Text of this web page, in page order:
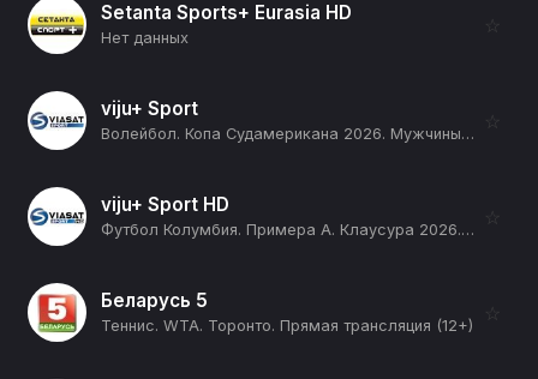
Setanta Sports+ Eurasia HD
Нет данных
☆
viju+ Sport
Волейбол. Копа Судамерикана 2026. Мужчины. День 2. Прямая трансляция. Бразилия - Венесуэла (12+)
☆
viju+ Sport HD
Футбол Колумбия. Примера А. Клаусура 2026. 1 тур. Депортиво Толима - Жуниор (12+)
☆
Беларусь 5
Теннис. WTA. Торонто. Прямая трансляция (12+)
☆